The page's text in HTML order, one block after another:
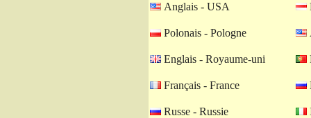
Anglais - USA
Polonais - Pologne
Englais - Royaume-uni
Français - France
Russe - Russie